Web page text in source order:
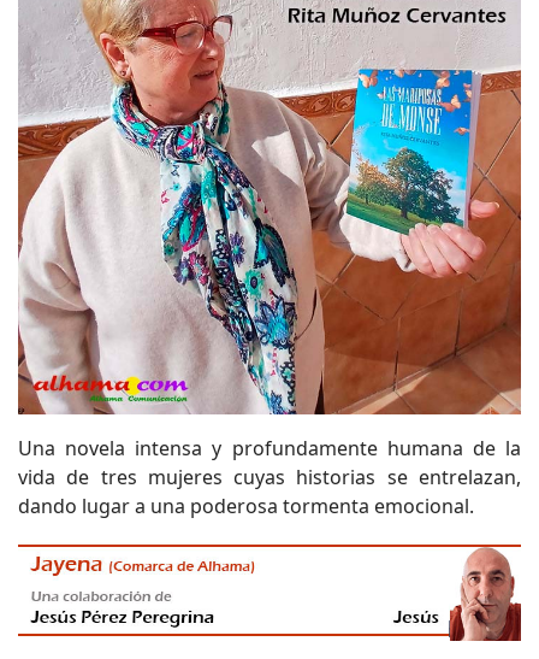
Una novela intensa y profundamente humana de la
vida de tres mujeres cuyas historias se entrelazan,
dando lugar a una poderosa tormenta emocional.